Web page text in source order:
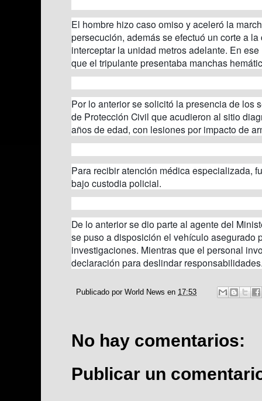
El hombre hizo caso omiso y aceleró la
persecución, además se efectuó un corte a
interceptar la unidad metros adelante. En
que el tripulante presentaba manchas
Por lo anterior se solicitó la presencia de los
de Protección Civil que acudieron al sitio
años de edad, con lesiones por impacto de
Para recibir atención médica especializada,
bajo custodia policial.
De lo anterior se dio parte al agente del
se puso a disposición el vehículo asegurado
investigaciones. Mientras que el personal
declaración para deslindar
Publicado por World News en 17:53
No hay comentarios:
Publicar un